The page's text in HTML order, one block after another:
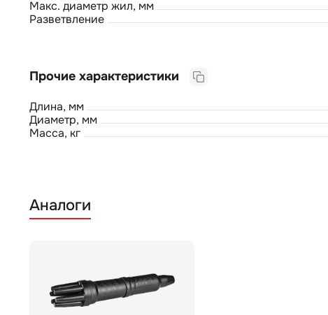
Макс. диаметр жил, мм
Разветвление
Длина, мм
Диаметр, мм
Масса, кг
Аналоги